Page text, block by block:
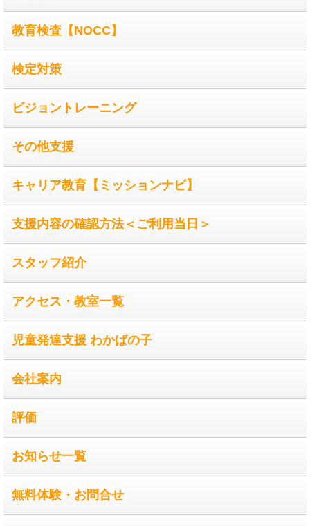
教育検査【NOCC】
検定対策
ビジョントレーニング
その他支援
キャリア教育【ミッションナビ】
支援内容の確認方法＜ご利用当日＞
スタッフ紹介
アクセス・教室一覧
児童発達支援 わかばの子
会社案内
評価
お知らせ一覧
無料体験・お問合せ